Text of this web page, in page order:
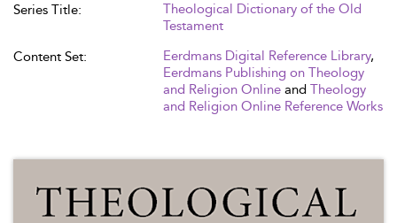
Series Title:
Theological Dictionary of the Old
Testament
Content Set:
Eerdmans Digital Reference Library,
Eerdmans Publishing on Theology
and Religion Online and Theology
and Religion Online Reference Works